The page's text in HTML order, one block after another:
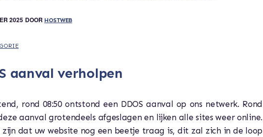
2025 DOOR HOSTWEB
aanval verholpen
rond 08:50 ontstond een DDOS aanval op ons netwerk. Rond
aanval grotendeels afgeslagen en lijken alle sites weer online.
zijn dat uw website nog een beetje traag is, dit zal zich in de loop